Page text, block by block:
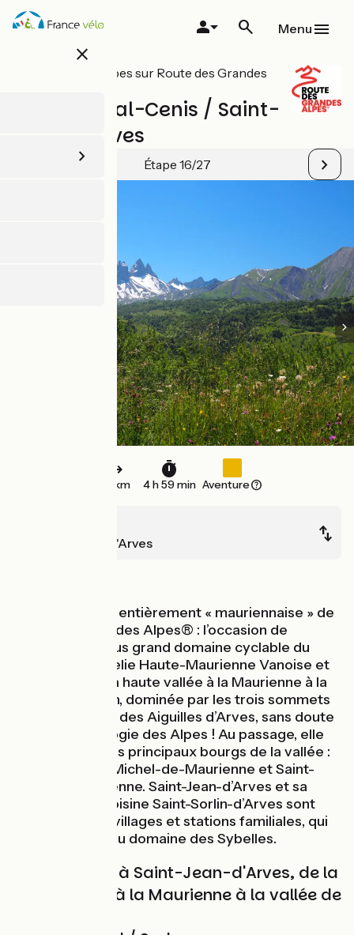
Aller
au
close
Menu
Toutes les étapes sur Route des Grandes
Variante Val-Cenis / Saint-
Jean-d'Arves
Étape 16/27
75 km 4 h 59 min Aventure
Saint-Jean-d'Arves
Voici une étape entièrement « mauriennaise » de
Route des Grandes Alpes® : l’occasion de
parcourir le « plus grand domaine cyclable du
monde » ! Elle relie Haute-Maurienne Vanoise et
les villages de la haute vallée à la Maurienne à la
vallée de l’Arvan, dominée par les trois sommets
emblématiques des Aiguilles d’Arves, sans doute
la plus belle trilogie des Alpes ! Au passage, elle
traverse les trois principaux bourgs de la vallée :
Modane, Saint-Michel-de-Maurienne et Saint-
Jean-de-Maurienne. Saint-Jean-d’Arves et sa
toute proche voisine Saint-Sorlin-d’Arves sont
d’authentiques villages et stations familiales, qui
appartiennent au domaine des Sybelles.
De Val-Cenis à Saint-Jean-d'Arves, de la
haute vallée à la Maurienne à la vallée de